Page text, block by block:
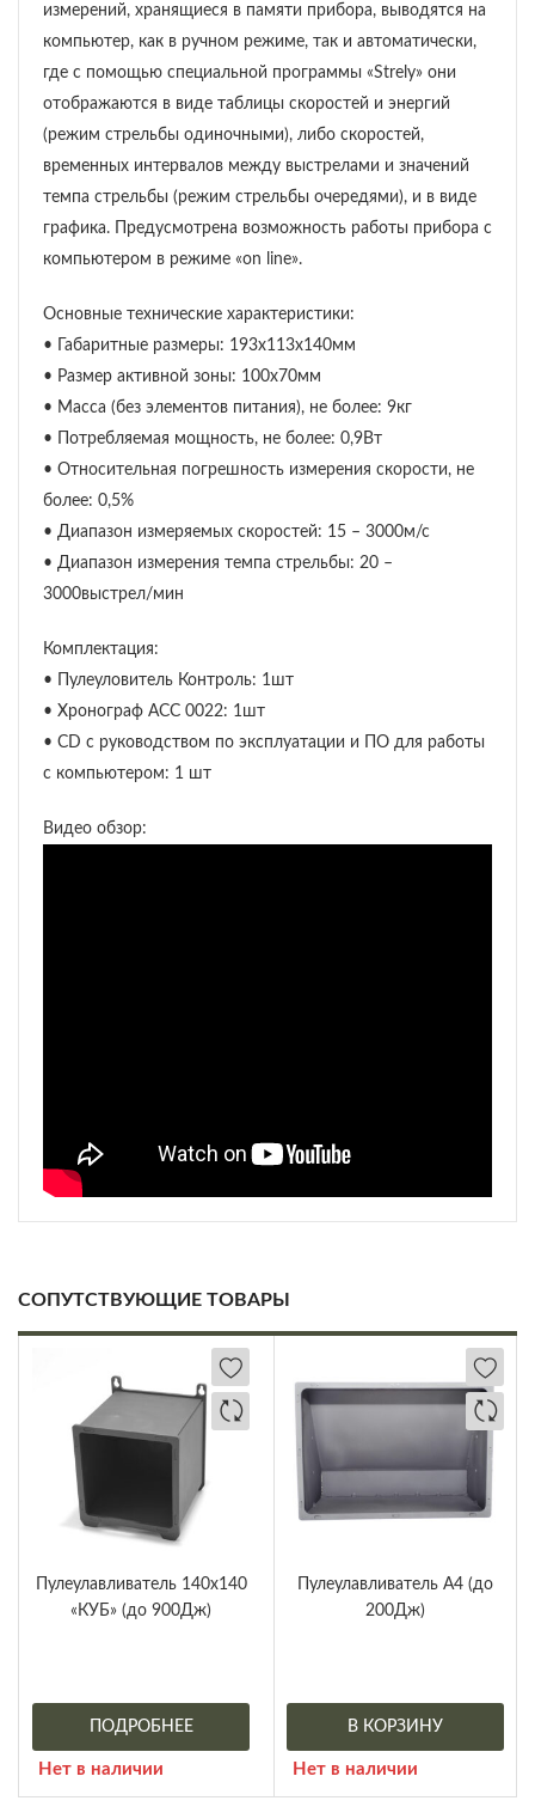
измерений, хранящиеся в памяти прибора, выводятся на
компьютер, как в ручном режиме, так и автоматически,
где с помощью специальной программы «Strely» они
отображаются в виде таблицы скоростей и энергий
(режим стрельбы одиночными), либо скоростей,
временных интервалов между выстрелами и значений
темпа стрельбы (режим стрельбы очередями), и в виде
графика. Предусмотрена возможность работы прибора с
компьютером в режиме «on line».
Основные технические характеристики:
• Габаритные размеры: 193х113х140мм
• Размер активной зоны: 100х70мм
• Масса (без элементов питания), не более: 9кг
• Потребляемая мощность, не более: 0,9Вт
• Относительная погрешность измерения скорости, не
более: 0,5%
• Диапазон измеряемых скоростей: 15 – 3000м/с
• Диапазон измерения темпа стрельбы: 20 –
3000выстрел/мин
Комплектация:
• Пулеуловитель Контроль: 1шт
• Хронограф АСС 0022: 1шт
• CD c руководством по эксплуатации и ПО для работы
с компьютером: 1 шт
Видео обзор:
СОПУТСТВУЮЩИЕ ТОВАРЫ
Пулеулавливатель 140х140
«КУБ» (до 900Дж)
ПОДРОБНЕЕ
Нет в наличии
Пулеулавливатель А4 (до
200Дж)
В КОРЗИНУ
Нет в наличии